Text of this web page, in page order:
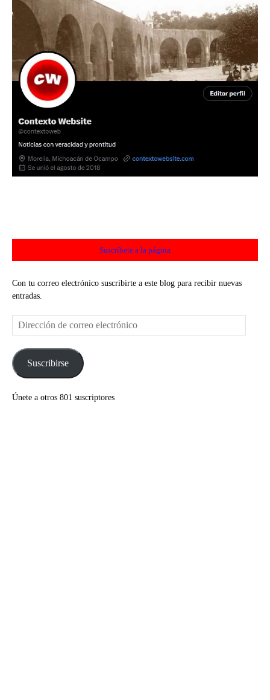
Suscríbete a la página
Con tu correo electrónico suscribirte a este blog para recibir nuevas
entradas.
Dirección
de
electrónicoSuscribirse
Únete a otros 801 suscriptores